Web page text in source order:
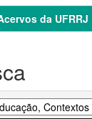
da UFRRJ